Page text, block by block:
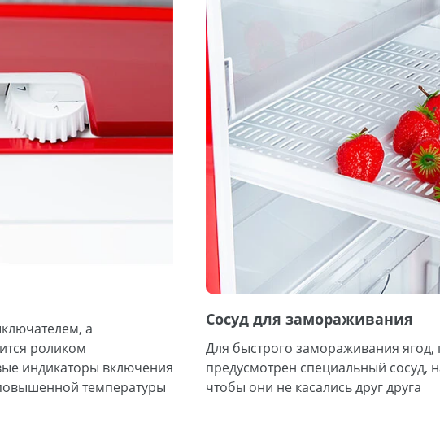
а
роликом
индикаторы включения
температуры
Сосуд для замораживания
Для быстрого замораживания
предусмотрен специальный сосуд,
чтобы они не касались друг друга